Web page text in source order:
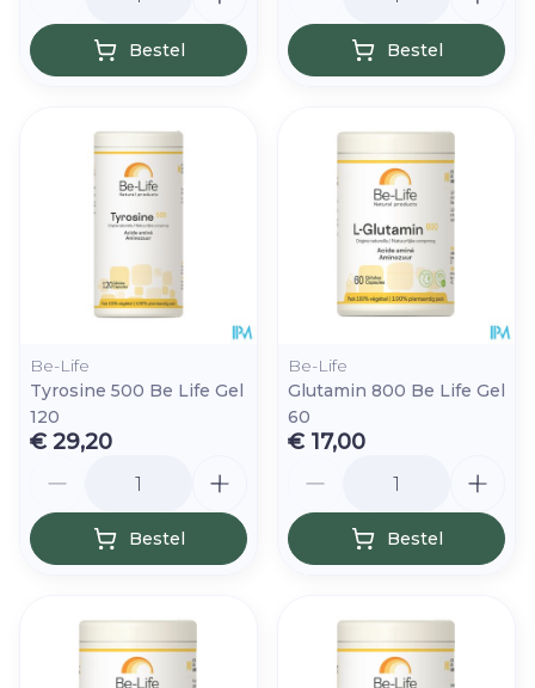
Bestel Bestel
Be-Life
Tyrosine 500 Be Life Gel
120
€ 29,20
Bestel
Be-Life
Glutamin 800 Be Life Gel
60
€ 17,00
Bestel